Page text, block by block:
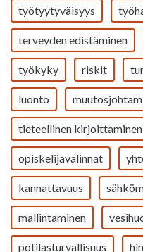
työtyytyväisyys
terveyden edistäminen
työkyky riskit
luonto
tieteellinen kirjoittaminen
opiskelijavalinnat
kannattavuus
mallintaminen
potilasturvallisuus